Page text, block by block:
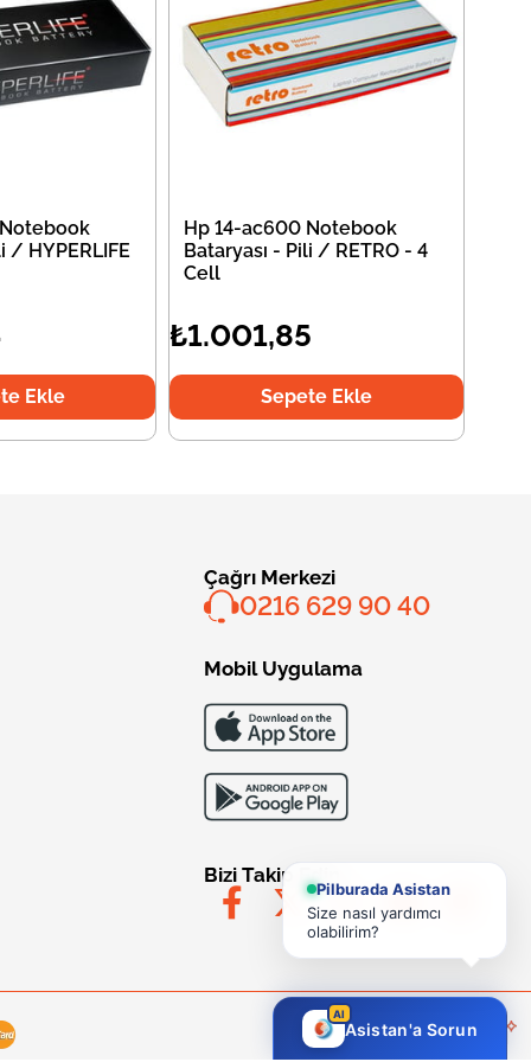
/ HYPERLIFE
Ekle
Hp 14-ac600 Notebook
Bataryası - Pili / RETRO - 4
Cell
₺1.001,85
Sepete Ekle
Çağrı Merkezi
0216 629 90 40
Mobil Uygulama
Bizi Takip Edin
Pilburada Asistan
Size nasıl yardımcı
olabilirim?
AI
Asistan'a Sorun